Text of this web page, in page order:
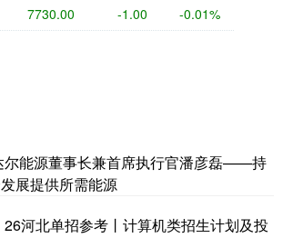
7730.00 -1.00 -0.01%
尔能源董事长兼首席执行官潘彦磊——持
展提供所需能源
河北单招参考丨计算机类招生计划及投